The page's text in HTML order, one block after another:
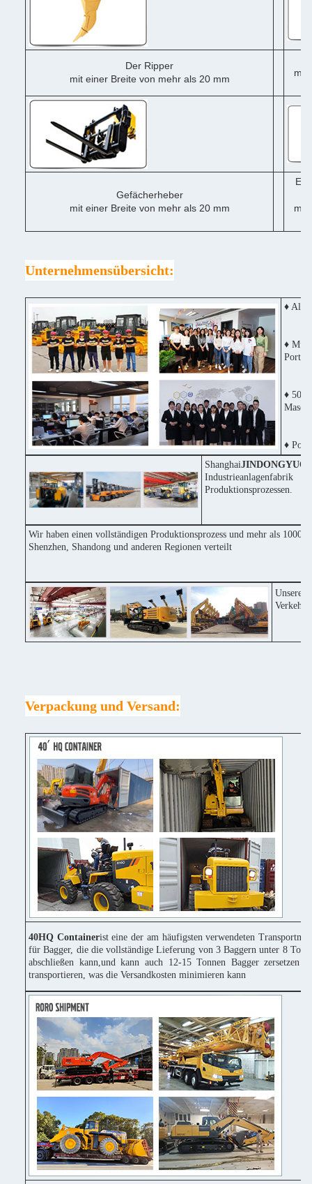
Der Ripper
mit einer Breite von mehr als 20 mm
mit
Gefächerheber
mit einer Breite von mehr als 20 mm
mit
Unternehmensübersicht:
♦ Alle
♦
♦ 50%
♦
ShanghaiJINDONGYU
Produktionsprozessen.
Wir haben einen vollständigen Produktionsprozess und mehr als 1000
Shenzhen, Shandong und anderen Regionen verteilt
Unsere
Verpackung und Versand:
40HQ Containerist eine der am häufigsten verwendeten
für Bagger, die die vollständige Lieferung von 3 Baggern unter 8
abschließen kann,und kann auch 12-15 Tonnen Bagger zersetzen
transportieren, was die Versandkosten minimieren kann